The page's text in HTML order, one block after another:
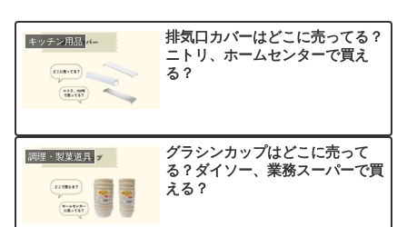
キッチン用品
排気口カバーはどこに売ってる？
ニトリ、ホームセンターで買え
る？
調理・製菓道具
グラシンカップはどこに売って
る？ダイソー、業務スーパーで買
える？